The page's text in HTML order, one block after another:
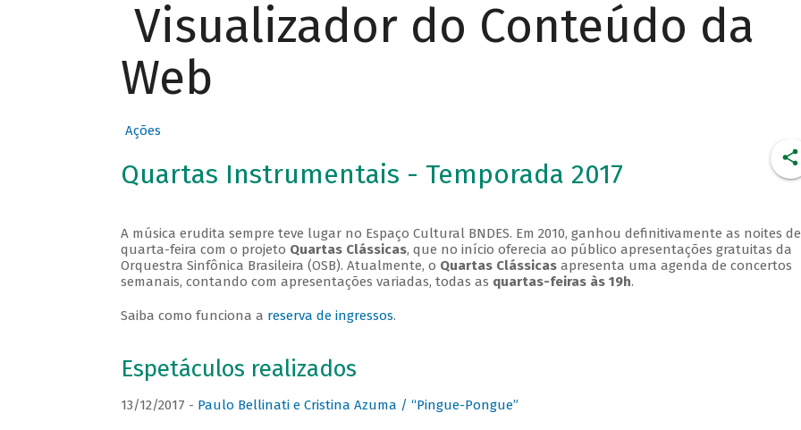
Visualizador do Conteúdo da
Web
Ações
Quartas Instrumentais - Temporada 2017
A música erudita sempre teve lugar no Espaço Cultural BNDES. Em 2010, ganhou definitivamente as noites de
quarta-feira com o projeto Quartas Clássicas, que no início oferecia ao público apresentações gratuitas da
Orquestra Sinfônica Brasileira (OSB). Atualmente, o Quartas Clássicasapresenta uma agenda de concertos
semanais, contando com apresentações variadas, todas as quartas-feiras às 19h.
Saiba como funciona a reserva de ingressos.
Espetáculos realizados
13/12/2017 - Paulo Bellinati e Cristina Azuma / “Pingue-Pongue”